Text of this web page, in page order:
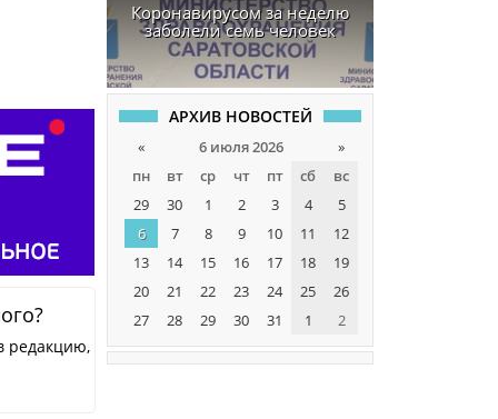
редакцию,
Коронавирусом за неделю
заболели семь человек
АРХИВ НОВОСТЕЙ
« 6 июля 2026
»
пн
вт ср чт пт сб
вс
29
30 1 2 3 4
5
6
7 8 9 10 11
12
13
14 15 16 17 18
19
20
21 22 23 24 25
26
27
28 29 30 31 1 2